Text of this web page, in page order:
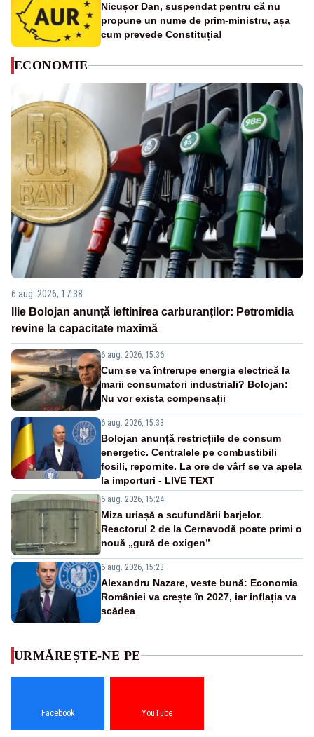
Nicușor Dan, suspendat pentru că nu
propune un nume de prim-ministru, așa
cum prevede Constituția!
ECONOMIE
6 aug. 2026, 17:38
Ilie Bolojan anunță ieftinirea carburanților: Petromidia
revine la capacitate maximă
6 aug. 2026, 15:36
Cum se va întrerupe energia electrică la
marii consumatori industriali? Bolojan:
Nu vor exista compensații
6 aug. 2026, 15:33
Bolojan anunță restricțiile de consum
energetic. Centralele pe combustibili
fosili, repornite. La ore de vârf se va apela
la importuri - LIVE TEXT
6 aug. 2026, 15:24
Miza uriașă a scufundării barjelor.
Reactorul 2 de la Cernavodă poate primi o
nouă „gură de oxigen”
6 aug. 2026, 15:23
Alexandru Nazare, veste bună: Economia
României va crește în 2027, iar inflația va
scădea
URMĂREȘTE-NE PE
Facebook YouTube